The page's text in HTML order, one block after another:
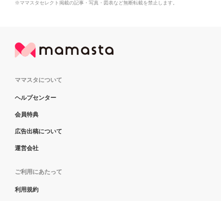
※ママスタセレクト掲載の記事・写真・図表など無断転載を禁止します。
ママスタについて
ヘルプセンター
会員特典
広告出稿について
運営会社
ご利用にあたって
利用規約